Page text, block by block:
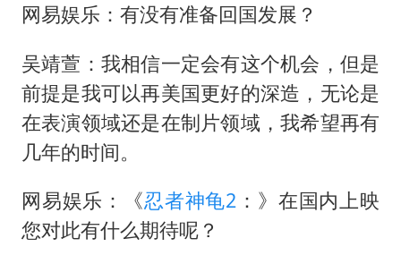
网易娱乐：有没有准备回国发展？
吴靖萱：我相信一定会有这个机会，但是
前提是我可以再美国更好的深造，无论是
在表演领域还是在制片领域，我希望再有
几年的时间。
网易娱乐：《忍者神龟2 ：》在国内上映
您对此有什么期待呢？